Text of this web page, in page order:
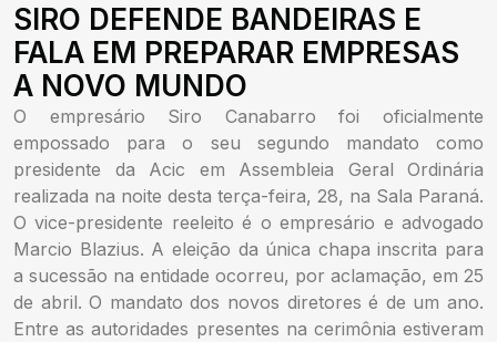
SIRO DEFENDE BANDEIRAS E
FALA EM PREPARAR EMPRESAS
A NOVO MUNDO
O empresário Siro Canabarro foi oficialmente
empossado para o seu segundo mandato como
presidente da Acic em Assembleia Geral Ordinária
realizada na noite desta terça-feira, 28, na Sala Paraná.
O vice-presidente reeleito é o empresário e advogado
Marcio Blazius. A eleição da única chapa inscrita para
a sucessão na entidade ocorreu, por aclamação, em 25
de abril. O mandato dos novos diretores é de um ano.
Entre as autoridades presentes na cerimônia estiveram